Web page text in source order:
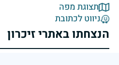
תצוגת מפה
ניווט לכתובת
הנצחתו באתרי זיכרון